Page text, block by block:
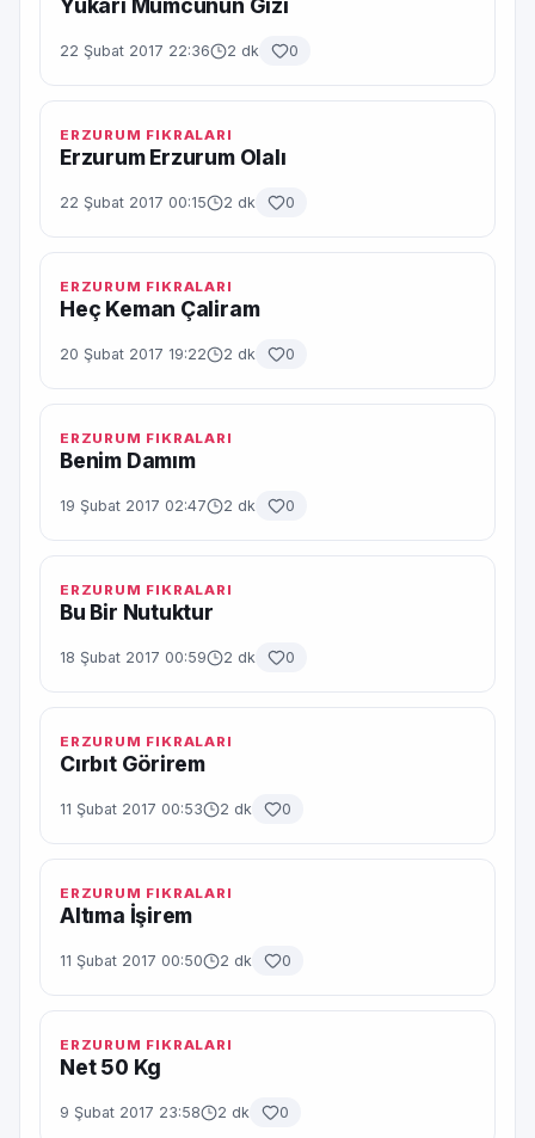
Yukarı Mumcunun Gızi
22 Şubat 2017 22:36 2 dk 0
ERZURUM FIKRALARI
Erzurum Erzurum Olalı
22 Şubat 2017 00:15 2 dk 0
ERZURUM FIKRALARI
Heç Keman Çaliram
20 Şubat 2017 19:22 2 dk 0
ERZURUM FIKRALARI
Benim Damım
19 Şubat 2017 02:47 2 dk 0
ERZURUM FIKRALARI
Bu Bir Nutuktur
18 Şubat 2017 00:59 2 dk 0
ERZURUM FIKRALARI
Cırbıt Görirem
11 Şubat 2017 00:53 2 dk 0
ERZURUM FIKRALARI
Altıma İşirem
11 Şubat 2017 00:50 2 dk 0
ERZURUM FIKRALARI
Net 50 Kg
9 Şubat 2017 23:58 2 dk 0